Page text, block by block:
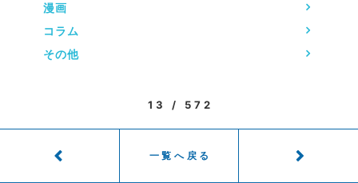
漫画
コラム
その他
13 / 572
一覧へ戻る